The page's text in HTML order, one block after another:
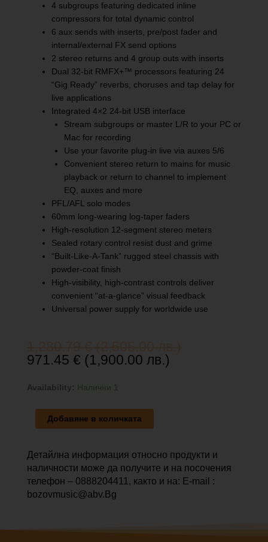
4 subgroups featuring dedicated inline
compressors for total dynamic control
6 aux sends with inserts, pre/post fader and
internal/external FX send options
2 stereo returns and 4 group outs with inserts
Dual 32-bit RMFX+™ processors featuring 24
“Gig Ready” reverbs, choruses and tap delay for
live applications
Integrated 4×2 24-bit USB interface
Stream subgroups or master L/R to your PC or
Mac for recording
Use your favorite plug-in live via auxes 5/6
Convenient stereo return to mains for music
playback or return to channel to implement
EQ, auxes and more
PFL/AFL solo modes
60mm long-wearing log-taper faders
High-resolution 12-segment stereo meters
Sealed rotary control resist dust and grime
“Built-Like-A-Tank” rugged steel chassis with
powder-coat finish
High-visibility, high-contrast controls deliver
convenient “at-a-glance” visual feedback
Universal power supply for worldwide use
price
1,280.79 €
лв.).
971.45 € (1,900.00 лв.)
цена
971.45 €
лв.).
Availability: Налични 1
количество
2404
Добавяне в количката
Детайлна информация относно продукти и
наличности може да получите и на посочения
телефон – 0888204411, както и на: E-mail :
bozovmusic@abv.Bg